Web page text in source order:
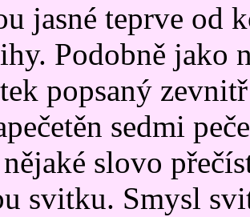
jasné teprve od
Podobně jako
popsaný
sedmi
slovo
svitku. Smysl